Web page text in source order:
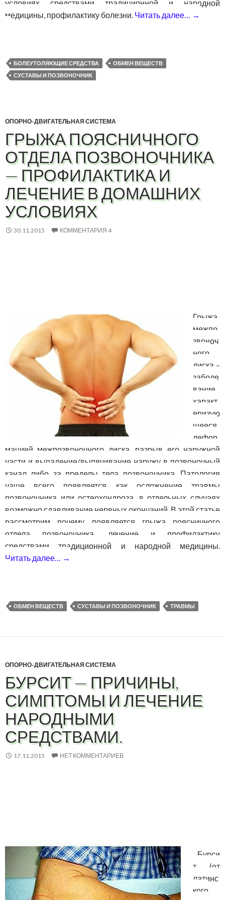
условиях средствами традиционной и народной
медицины, профилактику болезни. Читать далее… →
БОЛЕУТОЛЯЮЩИЕ СРЕДСТВА
ОБМЕН ВЕЩЕСТВ
СУСТАВЫ И ПОЗВОНОЧНИК
ОПОРНО-ДВИГАТЕЛЬНАЯ СИСТЕМА
ГРЫЖА ПОЯСНИЧНОГО
ОТДЕЛА ПОЗВОНОЧНИКА
— ПРОФИЛАКТИКА И
ЛЕЧЕНИЕ В ДОМАШНИХ
УСЛОВИЯХ
30.11.2015 КОММЕНТАРИЯ 4
Грыжа
межпо
звоноч
ного
диска –
заболе
вание,
характ
еризую
щееся
дефор
мацией межпозвоночного диска, разрыв его наружной
части и выпадение/выпячивание наружу в позвоночный
канал либо за пределы тела позвоночника. Патология
чаще всего появляется как осложнение травмы
позвоночника или остеохондроза, в отдельных случаях
возможно сдавливание нервных окончаний. В этой статье
рассмотрим почему появляется грыжа поясничного
отдела позвоночника, лечение и профилактику
средствами традиционной и народной медицины.
Читать далее… →
ОБМЕН ВЕЩЕСТВ СУСТАВЫ И ПОЗВОНОЧНИК ТРАВМЫ
ОПОРНО-ДВИГАТЕЛЬНАЯ СИСТЕМА
БУРСИТ — ПРИЧИНЫ,
СИМПТОМЫ И ЛЕЧЕНИЕ
НАРОДНЫМИ
СРЕДСТВАМИ.
17.11.2015 НЕТ КОММЕНТАРИЕВ
Бурси
т (от
латинс
кого